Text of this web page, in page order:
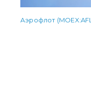
Аэрофлот